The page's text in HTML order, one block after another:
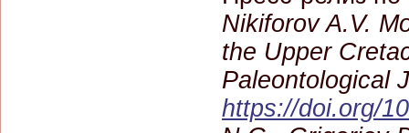
Nikiforov A.V.
the Upper
Paleontological
https://doi.org/